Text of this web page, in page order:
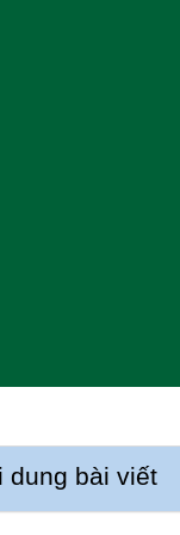
dung bài viết